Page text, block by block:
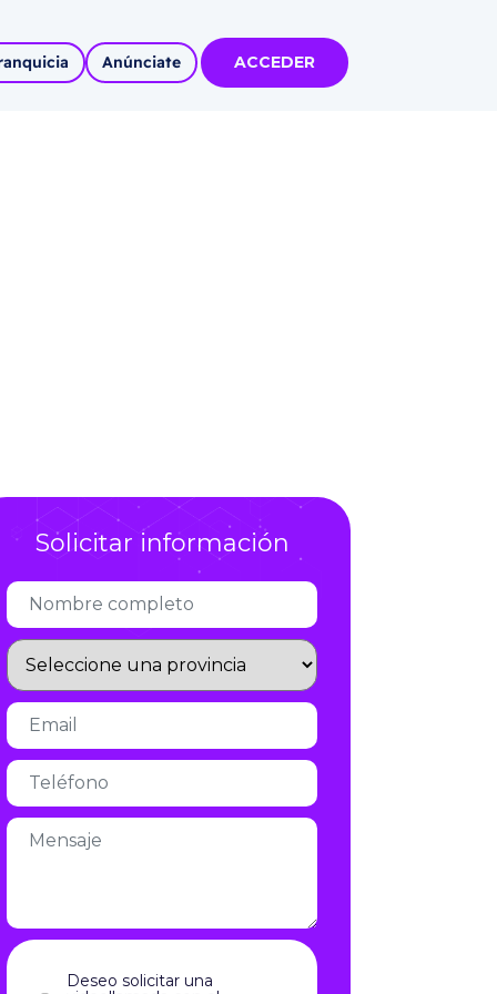
Infórmate
Anúnciate ACCEDER
Solicitar información
Deseo solicitar una